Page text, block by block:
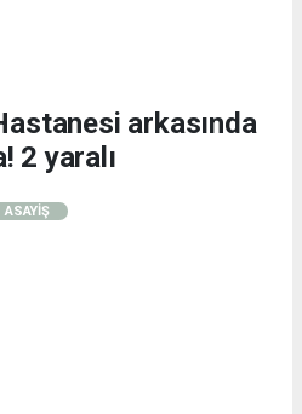
arkasında
2 yaralı
ASAYİŞ